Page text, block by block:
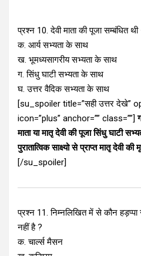
प्रश्न 10. देवी माता की पूजा सम्बंधित थी
क. आर्य सभ्यता के साथ
ख. भूमध्यसागरीय सभ्यता के साथ
ग. सिंधु घाटी सभ्यता के साथ
घ. उत्तर वैदिक सभ्यता के साथ
[su_spoiler title=”सही उत्तर देखे”
icon=”plus” anchor=”” class=””]
माता या मातृ देवी की पूजा सिंधु घाटी
पुरातात्विक साक्ष्यो से प्राप्त मातृ देवी की
[/su_spoiler]
प्रश्न 11. निम्नलिखित में से कौन
नहीं है ?
क. चार्ल्स मैसन